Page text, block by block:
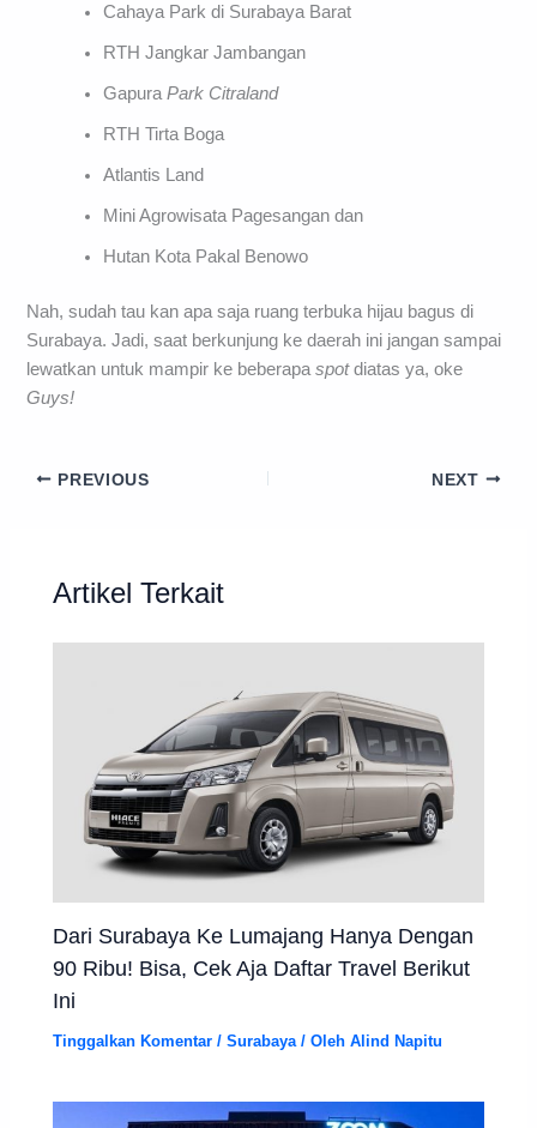
Cahaya Park di Surabaya Barat
RTH Jangkar Jambangan
GapuraPark Citraland
RTH Tirta Boga
Atlantis Land
Mini Agrowisata Pagesangan dan
Hutan Kota Pakal Benowo
Nah, sudah tau kan apa saja ruang terbuka hijau bagus di
Surabaya. Jadi, saat berkunjung ke daerah ini jangan sampai
lewatkan untuk mampir ke beberapaspotdiatas ya, oke
Guys!
PREVIOUS NEXT
Artikel Terkait
Dari Surabaya Ke Lumajang Hanya Dengan
90 Ribu! Bisa, Cek Aja Daftar Travel Berikut
Ini
Tinggalkan Komentar /Surabaya/ OlehAlind Napitu